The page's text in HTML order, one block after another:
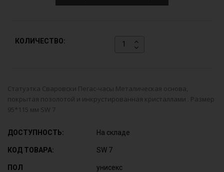
КОЛИЧЕСТВО:
Статуэтка Сваровски Пегас-часы Металическая основа,
покрытая позолотой и инкрустированная кристаллами . Размер
95*115 мм SW 7
ДОСТУПНОСТЬ: На складе
КОД ТОВАРА: SW 7
ПОЛ унисекс